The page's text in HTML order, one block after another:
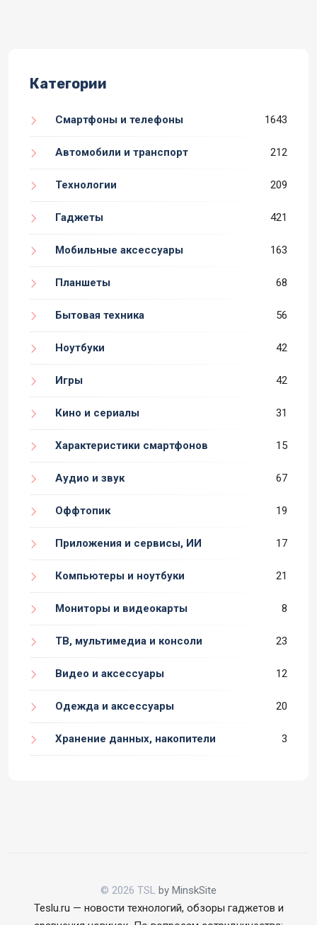
Категории
Смартфоны и телефоны 1643
Автомобили и транспорт 212
Технологии 209
Гаджеты 421
Мобильные аксессуары 163
Планшеты 68
Бытовая техника 56
Ноутбуки 42
Игры 42
Кино и сериалы 31
Характеристики смартфонов 15
Аудио и звук 67
Оффтопик 19
Приложения и сервисы, ИИ 17
Компьютеры и ноутбуки 21
Мониторы и видеокарты 8
ТВ, мультимедиа и консоли 23
Видео и аксессуары 12
Одежда и аксессуары 20
Хранение данных, накопители 3
© 2026 TSL by MinskSite
Teslu.ru — новости технологий, обзоры гаджетов и